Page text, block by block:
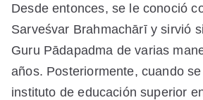
Desde entonces, se le conoció
Sarveśvar Brahmachārī y sirvió
Guru Pādapadma de varias
años. Posteriormente, cuando
instituto de educación superior